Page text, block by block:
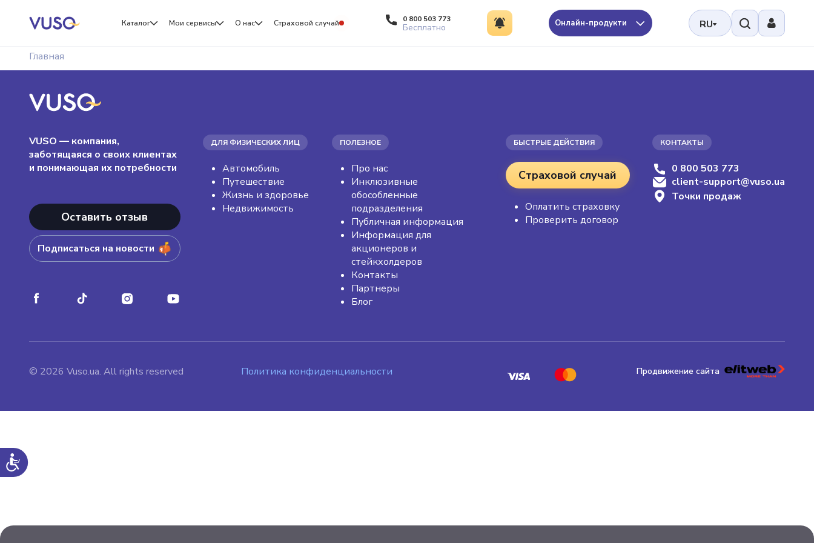
Каталог Мои сервисы О нас Страховой случай 0 800 503 773
Бесплатно Онлайн-продукти RU
Главная
VUSO — компания,
заботящаяся о своих клиентах
и понимающая их потребности
Оставить отзыв
Подписаться на новости
ДЛЯ ФИЗИЧЕСКИХ ЛИЦ
Автомобиль
Путешествие
Жизнь и здоровье
Недвижимость
ПОЛЕЗНОЕ
Про нас
Инклюзивные
обособленные
подразделения
Публичная информация
Информация для
акционеров и
стейкхолдеров
Контакты
Партнеры
Блог
БЫСТРЫЕ ДЕЙСТВИЯ
Страховой случай
Оплатить страховку
Проверить договор
КОНТАКТЫ
0 800 503 773
client-support@vuso.ua
Точки продаж
© 2026 Vuso.ua. All rights reserved Политика конфиденциальности Продвижение сайта